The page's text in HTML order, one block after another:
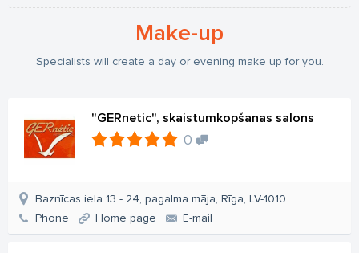
Make-up
Specialists will create a day or evening make up for you.
"GERnetic", skaistumkopšanas salons
0
Baznīcas iela 13 - 24, pagalma māja, Rīga, LV-1010
Phone
Home page E-mail